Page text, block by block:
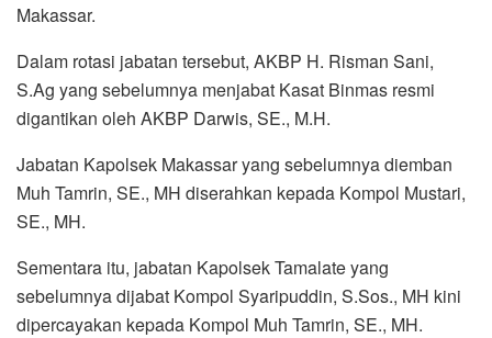
Makassar.
Dalam rotasi jabatan tersebut, AKBP H. Risman Sani,
S.Ag yang sebelumnya menjabat Kasat Binmas resmi
digantikan oleh AKBP Darwis, SE., M.H.
Jabatan Kapolsek Makassar yang sebelumnya diemban
Muh Tamrin, SE., MH diserahkan kepada Kompol Mustari,
SE., MH.
Sementara itu, jabatan Kapolsek Tamalate yang
sebelumnya dijabat Kompol Syaripuddin, S.Sos., MH kini
dipercayakan kepada Kompol Muh Tamrin, SE., MH.